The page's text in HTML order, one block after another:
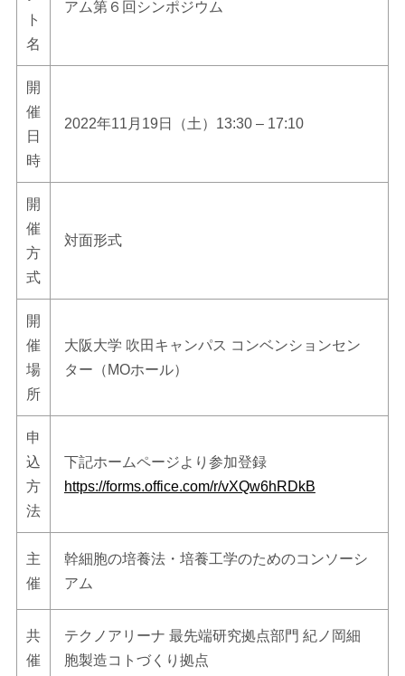
ト
名
アム第６回シンポジウム
開
催
日
時
2022年11月19日（土）13:30 – 17:10
開
催
方
式
対面形式
開
催
場
所
大阪大学 吹田キャンパス コンベンションセン
ター（MOホール）
申
込
方
法
下記ホームページより参加登録
https://forms.office.com/r/vXQw6hRDkB
主
催
幹細胞の培養法・培養工学のためのコンソーシ
アム
共
催
テクノアリーナ 最先端研究拠点部門 紀ノ岡細
胞製造コトづくり拠点